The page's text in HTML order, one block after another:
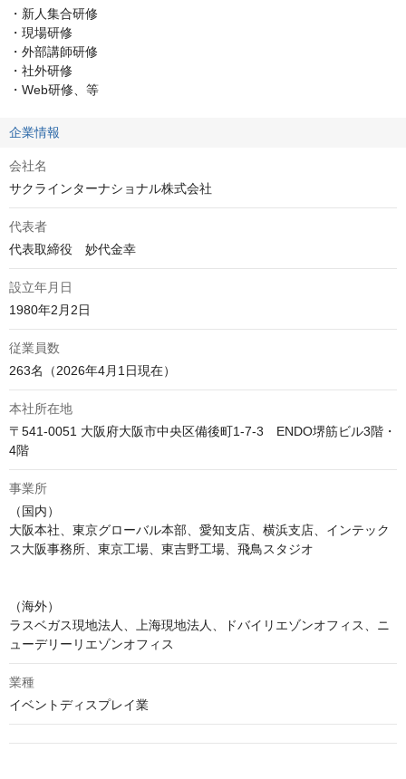
・新人集合研修
・現場研修
・外部講師研修
・社外研修
・Web研修、等
企業情報
会社名
サクラインターナショナル株式会社
代表者
代表取締役　妙代金幸
設立年月日
1980年2月2日
従業員数
263名（2026年4月1日現在）
本社所在地
〒541-0051 大阪府大阪市中央区備後町1-7-3　ENDO堺筋ビル3階・
4階
事業所
（国内）
大阪本社、東京グローバル本部、愛知支店、横浜支店、インテック
ス大阪事務所、東京工場、東吉野工場、飛鳥スタジオ
（海外）
ラスベガス現地法人、上海現地法人、ドバイリエゾンオフィス、ニ
ューデリーリエゾンオフィス
業種
イベントディスプレイ業